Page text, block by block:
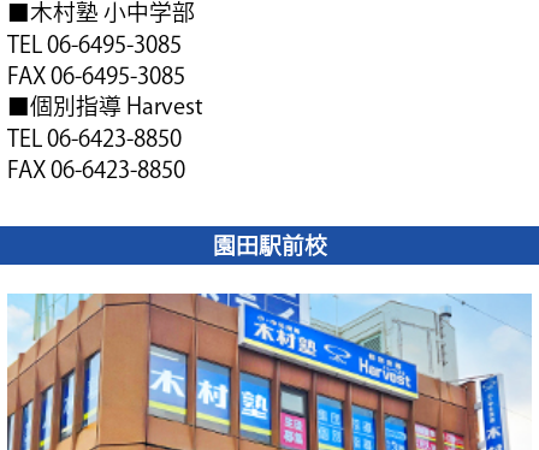
■木村塾 小中学部
TEL 06-6495-3085
FAX 06-6495-3085
■個別指導 Harvest
TEL 06-6423-8850
FAX 06-6423-8850
園田駅前校